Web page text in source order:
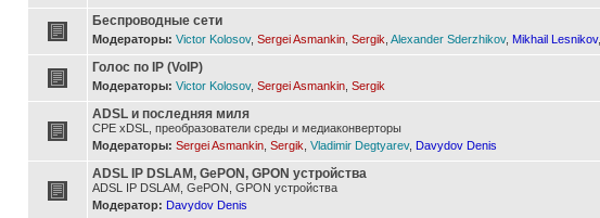
Беспроводные сети
Модераторы: Victor Kolosov, Sergei Asmankin Sergik Alexander Sderzhikov, Mikhail Lesnikov,
Голос по IP (VoIP)
Модераторы: Victor Kolosov, Sergei Asmankin Sergik
ADSL и последняя миля
CPE xDSL, преобразователи среды и медиаконверторы
Модераторы: Sergei Asmankin Sergik Vladimir Degtyarev, Davydov Denis
ADSL IP DSLAM, GePON, GPON устройства
ADSL IP DSLAM, GePON, GPON устройства
Модератор: Davydov Denis